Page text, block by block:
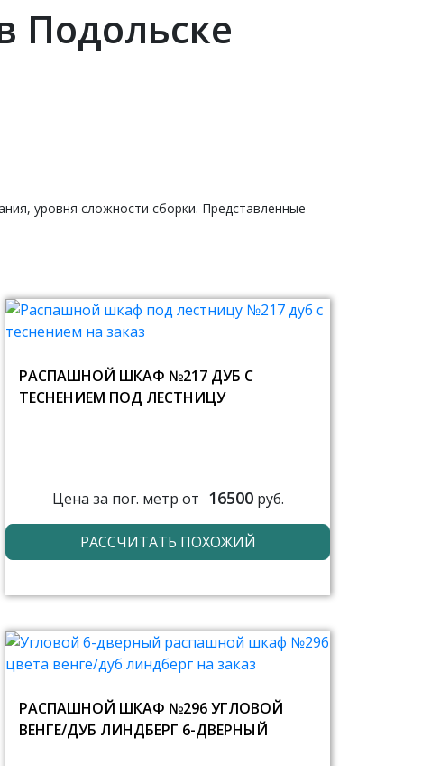
Подольске
уровня сложности сборки. Представленные
РАСПАШНОЙ ШКАФ №217 ДУБ С
ТЕСНЕНИЕМ ПОД ЛЕСТНИЦУ
Цена за пог. метр от 16500руб.
РАССЧИТАТЬ ПОХОЖИЙ
РАСПАШНОЙ ШКАФ №296 УГЛОВОЙ
ВЕНГЕ/ДУБ ЛИНДБЕРГ 6-ДВЕРНЫЙ